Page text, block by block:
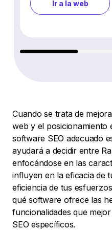
Ir a la web
Cuando se trata de
web y el posicionamiento
software SEO adecuado
ayudará a decidir entre
enfocándose en las
influyen en la eficacia de
eficiencia de tus
qué software ofrece las
funcionalidades que
SEO específicos.